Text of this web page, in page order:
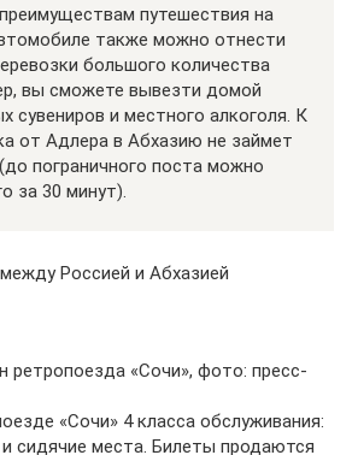
путешествия на
также можно отнести
большого количества
вы сможете вывезти домой
сувениров и местного алкоголя. К
от Адлера в Абхазию не займет
пограничного поста можно
за 30 минут).
Россией и Абхазией
ретропоезда «Сочи», фото: пресс-
«Сочи» 4 класса обслуживания:
и сидячие места. Билеты продаются